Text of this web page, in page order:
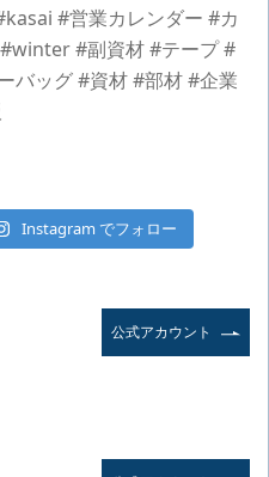
Instagram でフォロー
公式アカウント